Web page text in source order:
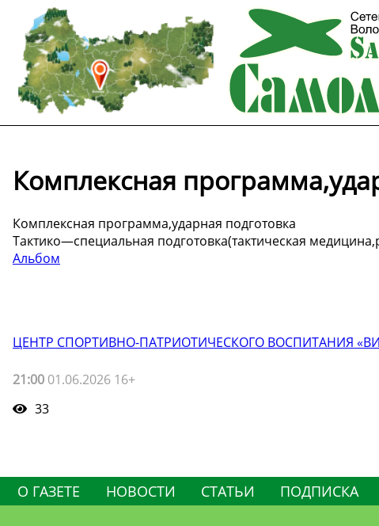
Комплексная
Комплексная программа,ударная подготовка
Тактико—специальная подготовка(тактическая
Альбом
ЦЕНТР СПОРТИВНО-ПАТРИОТИЧЕСКОГО ВОСПИТАНИЯ
21:00 01.06.2026 16+
33
О ГАЗЕТЕ НОВОСТИ СТАТЬИ ПОДПИСКА